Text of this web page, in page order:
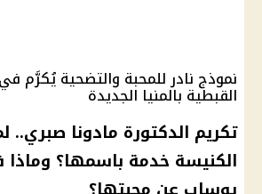
نموذج نادر للمحبة والتضحية يُكرَّم
القبطية بالمنيا الجديدة
تكريم الدكتورة مادونا صبري..
الكنيسة خدمة باسمها؟ وماذا